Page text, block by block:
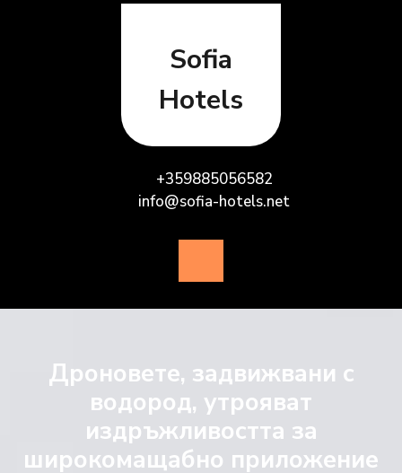
Sofia
Hotels
+359885056582
info@sofia-hotels.net
Button
Дроновете, задвижвани с
водород, утрояват
издръжливостта за
широкомащабно приложение